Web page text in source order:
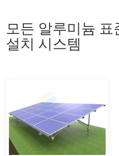
모든 알루미늄
설치 시스템